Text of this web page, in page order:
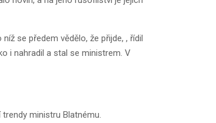
se předem vědělo, že přijde, , řídil
i nahradil a stal se ministrem. V
ministru Blatnému.